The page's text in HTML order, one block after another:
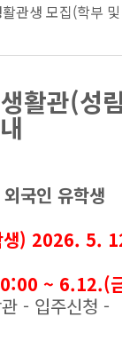
관생 모집(학부 및
활관(성
국인 유학생
생) 2026. 5.
~ 6.12.(
- 입주신청 -